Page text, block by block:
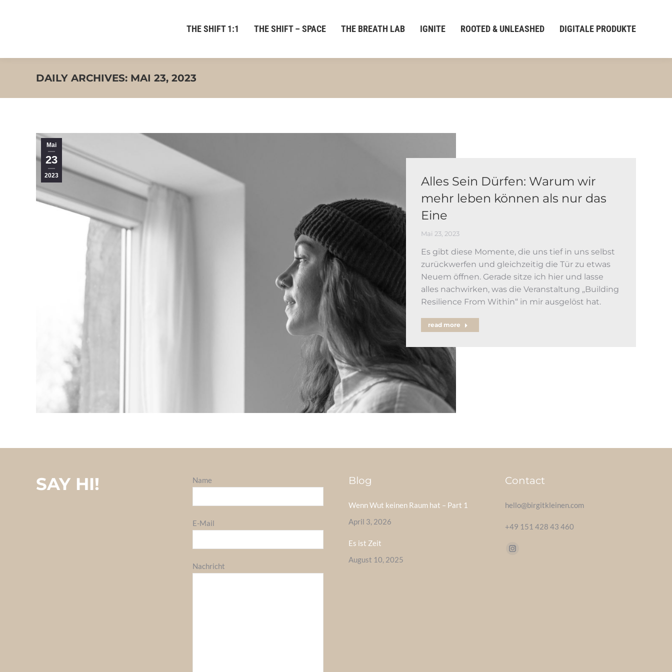
THE SHIFT 1:1 THE SHIFT – SPACE THE BREATH LAB IGNITE ROOTED & UNLEASHED DIGITALE PRODUKTE
DAILY ARCHIVES: MAI 23, 2023
Mai
23
2023
Alles Sein Dürfen: Warum wir
mehr leben können als nur das
Eine
Mai 23, 2023
Es gibt diese Momente, die uns tief in uns selbst
zurückwerfen und gleichzeitig die Tür zu etwas
Neuem öffnen. Gerade sitze ich hier und lasse
alles nachwirken, was die Veranstaltung „Building
Resilience From Within“ in mir ausgelöst hat.
read more
SAY HI! Name
E-Mail
Nachricht
Blog
Wenn Wut keinen Raum hat – Part 1
April 3, 2026
Es ist Zeit
August 10, 2025
Contact
hello@birgitkleinen.com
+49 151 428 43 460
Find us on:
Instagram